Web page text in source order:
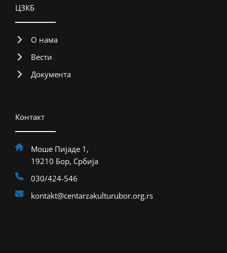
ЦЗКБ
О нама
Вести
Документа
Контакт
Моше Пијаде 1,
19210 Бор, Србија
030/424-546
kontakt@centarzakulturubor.org.rs